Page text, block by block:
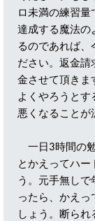
ロ未満の練習
達成する魔法の
るのであれば、
ださい。返金請
金させて頂きま
よくやろうと
悪くなることが
一日3時間の
とかえってハー
う。元手無し
ったら、かえ
しょう。断られ